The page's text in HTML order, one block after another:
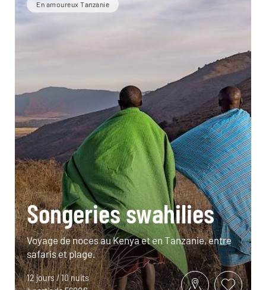
En amoureux Tanzanie
Songeries swahilies
Voyage de noces au Kenya et en Tanzanie, entre
safaris et plage.
12 jours / 10 nuits